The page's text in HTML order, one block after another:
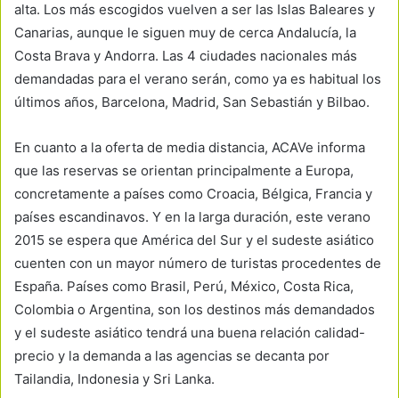
alta. Los más escogidos vuelven a ser las Islas Baleares y
Canarias, aunque le siguen muy de cerca Andalucía, la
Costa Brava y Andorra. Las 4 ciudades nacionales más
demandadas para el verano serán, como ya es habitual los
últimos años, Barcelona, Madrid, San Sebastián y Bilbao.
En cuanto a la oferta de media distancia, ACAVe informa
que las reservas se orientan principalmente a Europa,
concretamente a países como Croacia, Bélgica, Francia y
países escandinavos. Y en la larga duración, este verano
2015 se espera que América del Sur y el sudeste asiático
cuenten con un mayor número de turistas procedentes de
España. Países como Brasil, Perú, México, Costa Rica,
Colombia o Argentina, son los destinos más demandados
y el sudeste asiático tendrá una buena relación calidad-
precio y la demanda a las agencias se decanta por
Tailandia, Indonesia y Sri Lanka.